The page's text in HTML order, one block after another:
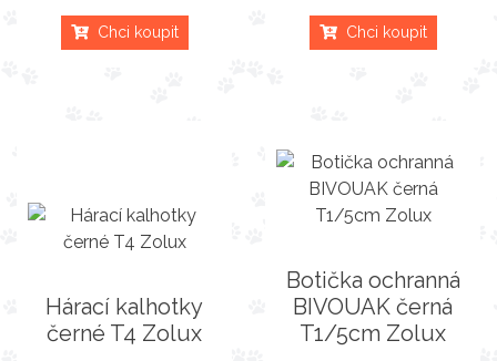
Chci koupit Chci koupit
Hárací kalhotky
černé T4 Zolux
Botička ochranná
BIVOUAK černá
T1/5cm Zolux